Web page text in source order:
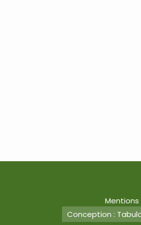
Conception :